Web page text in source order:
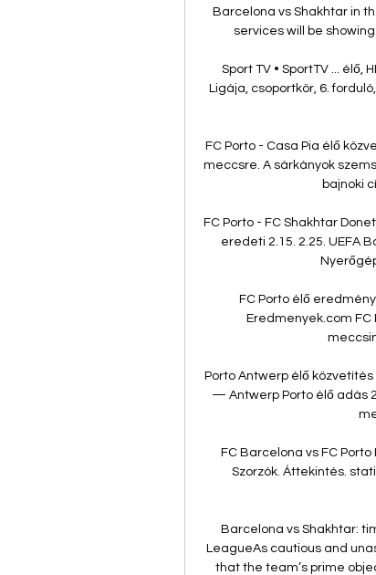
Barcelona vs Shakhtar in
services will be showing
Sport TV • SportTV ...
Ligája, csoportkör, 6.
FC Porto - Casa Pia élő
meccsre. A sárkányok
bajnoki
FC Porto - FC Shakhtar
eredeti 2.15. 2.25. UEFA
FC Porto élő
Eredmenyek.com
Porto Antwerp élő közvetítés
— Antwerp Porto élő adás
FC Barcelona vs FC Porto
Szorzók. Áttekintés.
Barcelona vs Shakhtar:
LeagueAs cautious and
that the team’s prime